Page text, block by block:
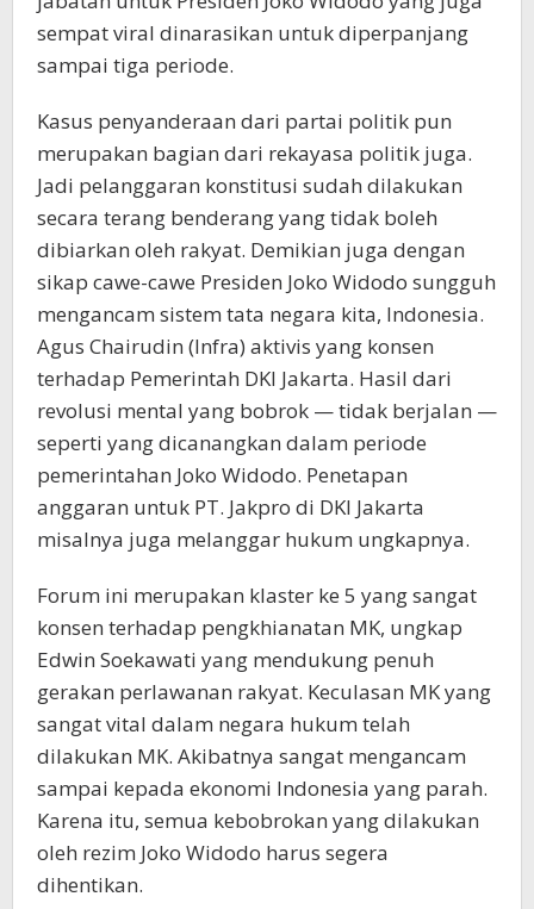
sempat viral dinarasikan untuk diperpanjang
sampai tiga periode.
Kasus penyanderaan dari partai politik pun
merupakan bagian dari rekayasa politik juga.
Jadi pelanggaran konstitusi sudah dilakukan
secara terang benderang yang tidak boleh
dibiarkan oleh rakyat. Demikian juga dengan
sikap cawe-cawe Presiden Joko Widodo sungguh
mengancam sistem tata negara kita, Indonesia.
Agus Chairudin (Infra) aktivis yang konsen
terhadap Pemerintah DKI Jakarta. Hasil dari
revolusi mental yang bobrok — tidak berjalan —
seperti yang dicanangkan dalam periode
pemerintahan Joko Widodo. Penetapan
anggaran untuk PT. Jakpro di DKI Jakarta
misalnya juga melanggar hukum ungkapnya.
Forum ini merupakan klaster ke 5 yang sangat
konsen terhadap pengkhianatan MK, ungkap
Edwin Soekawati yang mendukung penuh
gerakan perlawanan rakyat. Keculasan MK yang
sangat vital dalam negara hukum telah
dilakukan MK. Akibatnya sangat mengancam
sampai kepada ekonomi Indonesia yang parah.
Karena itu, semua kebobrokan yang dilakukan
oleh rezim Joko Widodo harus segera
dihentikan.